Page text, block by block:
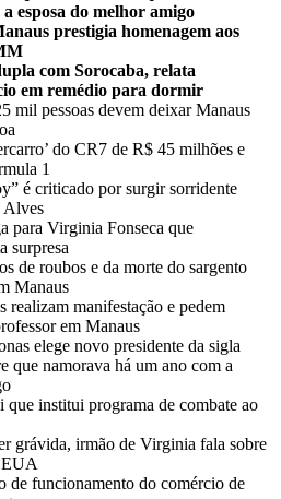
esposa do melhor amigo
prestigia homenagem aos
com Sorocaba, relata
em remédio para dormir
mil pessoas devem deixar Manaus
do CR7 de R$ 45 milhões e
1
é criticado por surgir sorridente
Alves
para Virginia Fonseca que
surpresa
de roubos e da morte do sargento
Manaus
manifestação e pedem
em Manaus
elege novo presidente da sigla
que namorava há um ano com a
que institui programa de combate ao
grávida, irmão de Virginia fala sobre
EUA
de funcionamento do comércio de